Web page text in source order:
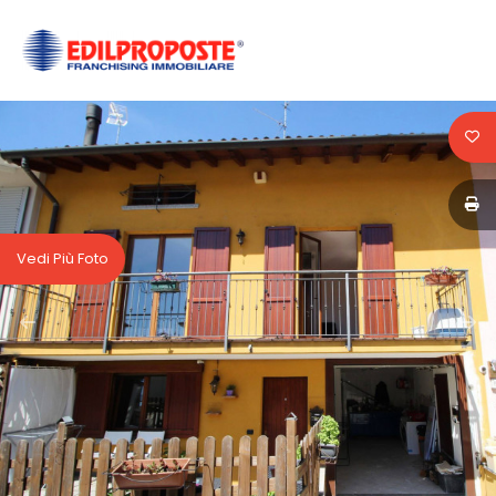
Vedi Più Foto
HOME
CHI
SIAMO
AFFILIATI
VENDITA
AFFITTO
ACQUISIZIONE
Codice
Contratto
Qualsiasi
Vendita
Affitto
Scegli
dove